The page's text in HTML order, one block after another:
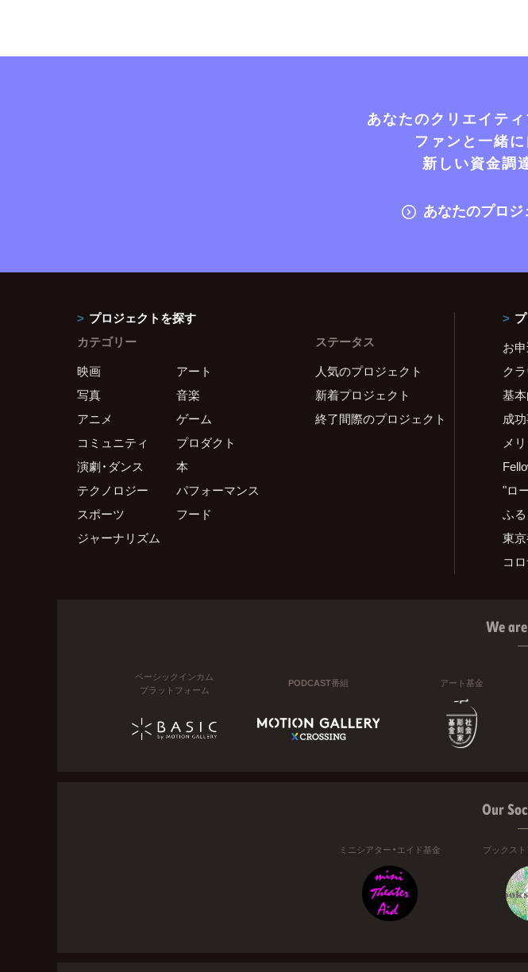
あなたのクリエイテ
ファンと一緒
新しい資金調
あなたのプロ
プロジェクトを探す
カテゴリー
映画
アート
写真
音楽
アニメ
ゲーム
コミュニティ
プロダクト
演劇・ダンス
本
テクノロジー
パフォーマンス
スポーツ
フード
ジャーナリズム
ステータス
人気のプロジェクト
新着プロジェクト
終了間際のプロジェクト
お
ク
基
成
メ
"ロ
ふ
東
コ
We
ベーシックインカム
プラットフォーム
PODCAST番組 アート基金
Our
ミニシアター・エイド基金 ブックス